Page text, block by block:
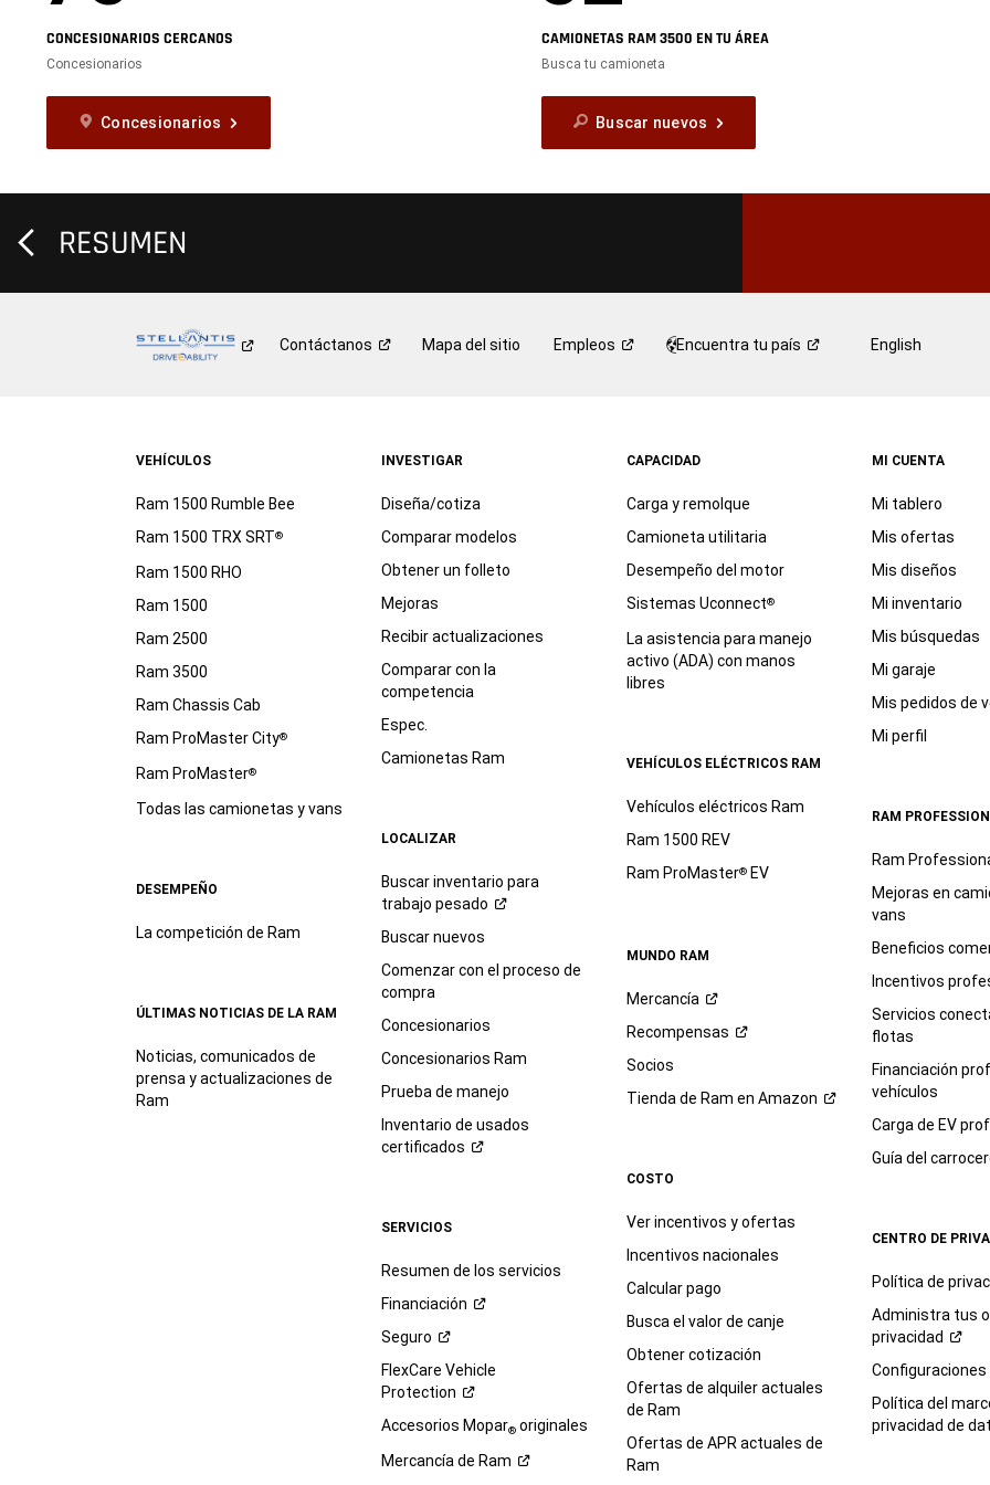
CONCESIONARIOS CERCANOS
Concesionarios
Concesionarios
CAMIONETAS RAM 3500 EN TU ÁREA
Busca tu camioneta
Buscar nuevos
RESUMEN
Contáctanos Mapa del sitio Empleos Encuentra tu país English
VEHÍCULOS
Ram 1500 Rumble Bee
Ram 1500 TRX SRT®
Ram 1500 RHO
Ram 1500
Ram 2500
Ram 3500
Ram Chassis Cab
Ram ProMaster City®
Ram ProMaster®
Todas las camionetas y vans
DESEMPEÑO
La competición de Ram
ÚLTIMAS NOTICIAS DE LA RAM
Noticias, comunicados de
prensa y actualizaciones de
Ram
INVESTIGAR
Diseña/cotiza
Comparar modelos
Obtener un folleto
Mejoras
Recibir actualizaciones
Comparar con la
competencia
Espec.
Camionetas Ram
LOCALIZAR
Buscar inventario para
trabajo pesado
Buscar nuevos
Comenzar con el proceso de
compra
Concesionarios
Concesionarios Ram
Prueba de manejo
Inventario de usados
certificados
SERVICIOS
Resumen de los servicios
Financiación
Seguro
FlexCare Vehicle
Protection
Accesorios Mopar®originales
Mercancía de Ram
CAPACIDAD
Carga y remolque
Camioneta utilitaria
Desempeño del motor
Sistemas Uconnect®
La asistencia para manejo
activo (ADA) con manos
libres
VEHÍCULOS ELÉCTRICOS RAM
Vehículos eléctricos Ram
Ram 1500 REV
Ram ProMaster®EV
MUNDO RAM
Mercancía
Recompensas
Socios
Tienda de Ram en Amazon
COSTO
Ver incentivos y ofertas
Incentivos nacionales
Calcular pago
Busca el valor de canje
Obtener cotización
Ofertas de alquiler actuales
de Ram
Ofertas de APR actuales de
Ram
MI CUENTA
Mi tablero
Mis ofertas
Mis diseños
Mi inventario
Mis búsquedas
Mi garaje
Mis pedidos de
Mi perfil
RAM
Ram
Mejoras en
vans
Beneficios
Incentivos
Servicios
flotas
Financiación
vehículos
Carga de EV
Guía del
CENTRO DE
Política de
Administra tus
privacidad
Configuraciones
Política del
privacidad de